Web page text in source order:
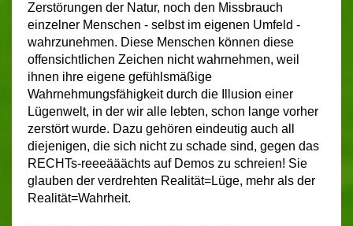
Zerstörungen der Natur, noch den Missbrauch
einzelner Menschen - selbst im eigenen Umfeld -
wahrzunehmen. Diese Menschen können diese
offensichtlichen Zeichen nicht wahrnehmen, weil
ihnen ihre eigene gefühlsmäßige
Wahrnehmungsfähigkeit durch die Illusion einer
Lügenwelt, in der wir alle lebten, schon lange vorher
zerstört wurde. Dazu gehören eindeutig auch all
diejenigen, die sich nicht zu schade sind, gegen das
RECHTs-reeeääächts auf Demos zu schreien! Sie
glauben der verdrehten Realität=Lüge, mehr als der
Realität=Wahrheit.